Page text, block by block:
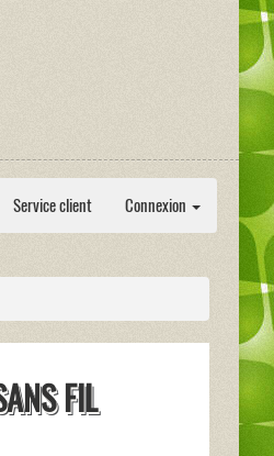
Service client Connexion
FIL